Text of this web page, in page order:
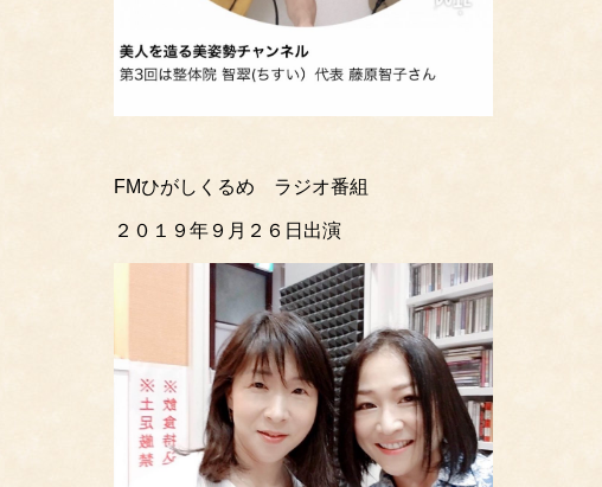
FMひがしくるめ ラジオ番組
２０１９年９月２６日出演